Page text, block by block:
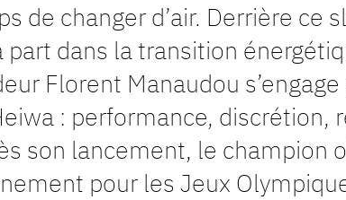
de changer d’air. Derrière ce
part dans la transition
Florent Manaudou
: performance, discrétion,
son lancement, le champion
pour les Jeux